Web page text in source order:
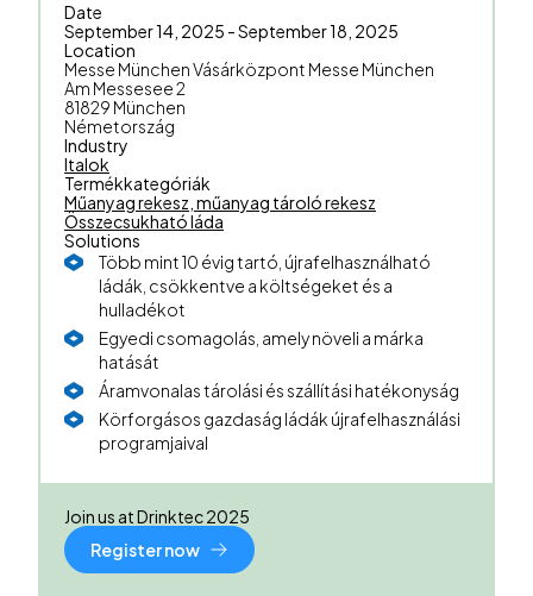
Date
September 14, 2025 - September 18, 2025
Location
Messe München Vásárközpont Messe München
Am Messesee 2
81829 München
Németország
Industry
Italok
Termékkategóriák
Műanyag rekesz, műanyag tároló rekesz
Összecsukható láda
Solutions
Több mint 10 évig tartó, újrafelhasználható
ládák, csökkentve a költségeket és a
hulladékot
Egyedi csomagolás, amely növeli a márka
hatását
Áramvonalas tárolási és szállítási hatékonyság
Körforgásos gazdaság ládák újrafelhasználási
programjaival
Join us at Drinktec 2025
Register now